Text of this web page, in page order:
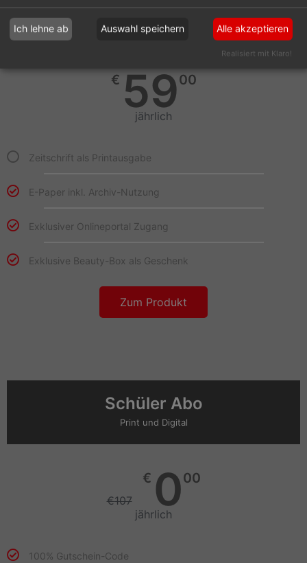
Digital Abo
Online als E-Paper
€ 5900
jährlich
Zeitschrift als Printausgabe
E-Paper inkl. Archiv-Nutzung
Exklusiver Onlineportal Zugang​
Exklusive Beauty-Box als Geschenk
Zum Produkt
Schüler Abo
Print und Digital
€107
€ 000
jährlich
100% Gutschein-Code
Ich lehne ab Auswahl speichern Alle akzeptieren
Realisiert mit Klaro!